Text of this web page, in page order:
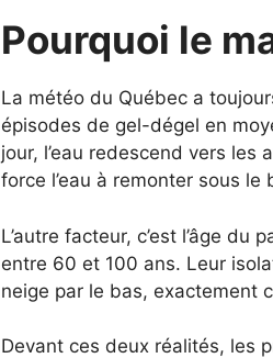
Pourquoi le
La météo du Québec a
épisodes de gel-dégel en
jour, l’eau redescend vers
force l’eau à remonter sous
L’autre facteur, c’est l’âge
entre 60 et 100 ans. Leur
neige par le bas, exactement
Devant ces deux réalités, les